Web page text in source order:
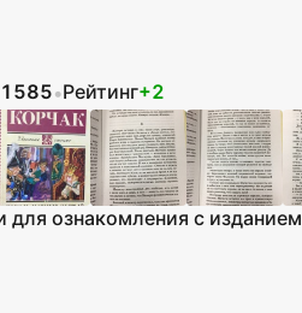
•Рейтинг+2
для ознакомления с изданием